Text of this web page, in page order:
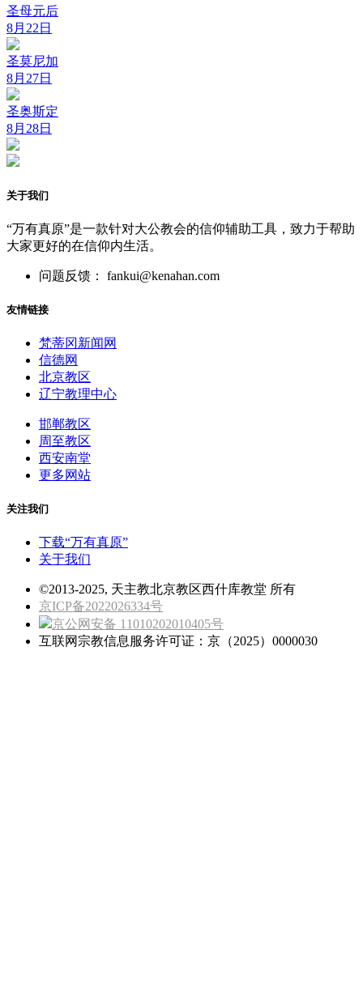
圣母元后
8月22日
圣莫尼加
8月27日
圣奥斯定
8月28日
关于我们
“万有真原”是一款针对大公教会的信仰辅助工具，致力于帮助
大家更好的在信仰内生活。
问题反馈： fankui@kenahan.com
友情链接
梵蒂冈新闻网
信德网
北京教区
辽宁教理中心
邯郸教区
周至教区
西安南堂
更多网站
关注我们
下载“万有真原”
关于我们
©2013-2025, 天主教北京教区西什库教堂 所有
京ICP备2022026334号
京公网安备 11010202010405号
互联网宗教信息服务许可证：京（2025）0000030